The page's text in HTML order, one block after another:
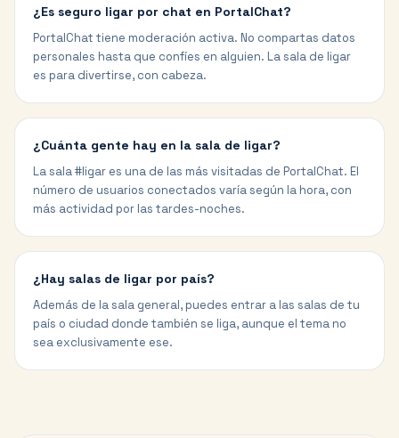
¿Es seguro ligar por chat en PortalChat?
PortalChat tiene moderación activa. No compartas datos
personales hasta que confíes en alguien. La sala de ligar
es para divertirse, con cabeza.
¿Cuánta gente hay en la sala de ligar?
La sala #ligar es una de las más visitadas de PortalChat. El
número de usuarios conectados varía según la hora, con
más actividad por las tardes-noches.
¿Hay salas de ligar por país?
Además de la sala general, puedes entrar a las salas de tu
país o ciudad donde también se liga, aunque el tema no
sea exclusivamente ese.